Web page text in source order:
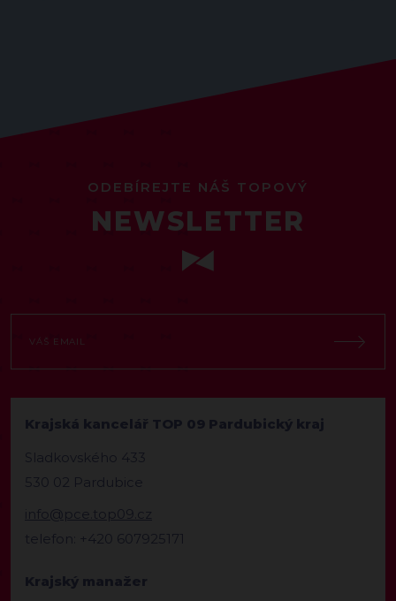
ODEBÍREJTE NÁŠ TOPOVÝ
NEWSLETTER
Krajská kancelář TOP 09 Pardubický kraj
Sladkovského 433
530 02 Pardubice
info@pce.top09.cz
telefon: +420 607925171
Krajský manažer